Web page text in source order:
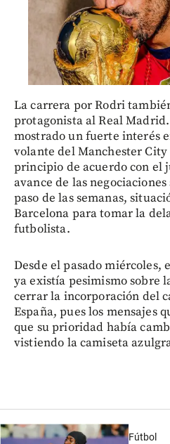
La carrera por Rodri
protagonista al Real
mostrado un fuerte interés
volante del Manchester
principio de acuerdo con el
avance de las
paso de las semanas,
Barcelona para tomar la
futbolista.
Desde el pasado
ya existía pesimismo sobre
cerrar la incorporación del
España, pues los mensajes
que su prioridad había
vistiendo la camiseta
Fútbol